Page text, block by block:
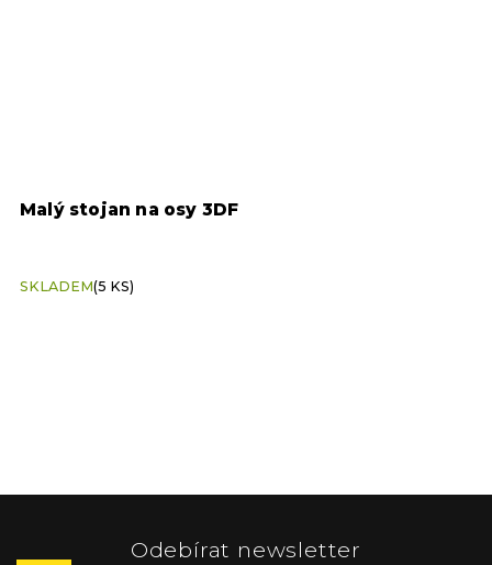
Malý stojan na osy 3DF
SKLADEM(5 KS)
Z
Odebírat newsletter